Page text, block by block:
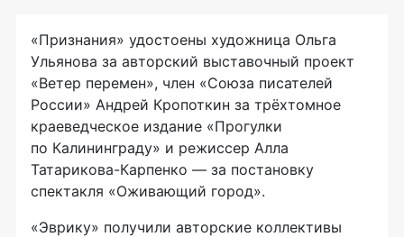
«Признания» удостоены художница Ольга
Ульянова за авторский выставочный проект
«Ветер перемен», член «Союза писателей
России» Андрей Кропоткин за трёхтомное
краеведческое издание «Прогулки
по Калининграду» и режиссер Алла
Татарикова-Карпенко — за постановку
спектакля «Оживающий город».
«Эврику» получили авторские коллективы